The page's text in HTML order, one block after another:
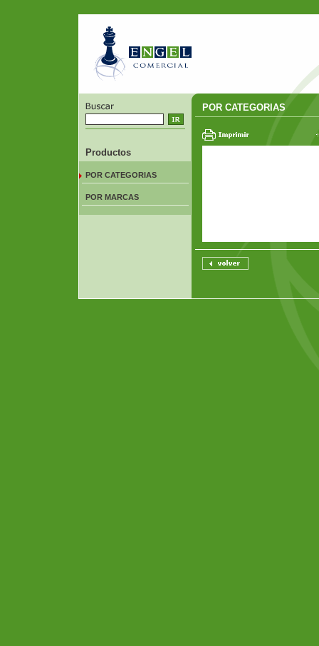
Productos
POR CATEGORIAS
POR MARCAS
POR CATEGORIAS